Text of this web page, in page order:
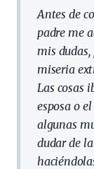
Antes de
padre me
mis
miseria
Las cosas
esposa o
algunas
dudar de